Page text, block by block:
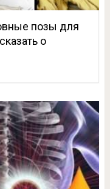
позы для
о